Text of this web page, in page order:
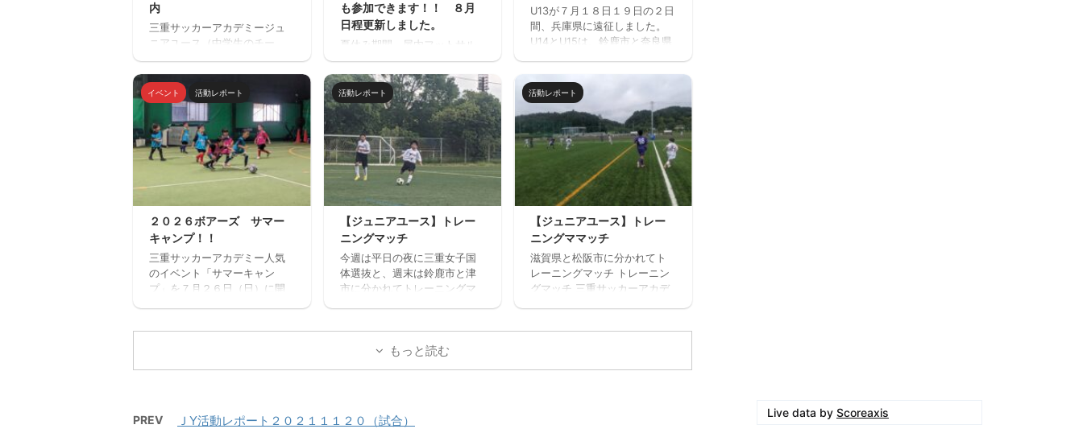
内
三重サッカーアカデミージュ
ニアユース（中学生のチー
ム）の２０２７年度の新入団
選手対象の体験練習会を開催
します。 ご興味のある方はぜ
ひご参加ください。体験練習
会を通して進路の選択肢の一
つとしてご検討いただければ
と思います。体験会のお申込
みはページ下にある申込フォ
ームからお願いいたします。
を第一とし、次の年代でさら
なる飛躍ができるよう活動し
ています。 中学生年代で獲得
すべき技術や戦術の徹底・
個々がもつストロングポイン
も参加できます！！ ８月
日程更新しました。
夏休み期間、屋内フットサル
場「フットサーカス鈴鹿」で
ミニサッカー中心のストリー
トサッカー的サッカースクー
ルを開催します。毎回参加、
１回だけの参加OKと気軽に参
加できます。※参加にはお申込
みが必要です。下のフォーム
からお申込みください。キャ
ンセル等ないようご予定をご
確認の上お申し込みくださ
い。 ウォーミングアップを兼
ねた基礎技術練習の後、たく
さんミニサッカーの試合を実
施。そして毎日ベストプレヤ
ーを選出！！ 協賛：Mreform
時間割： 小学１ー３年生 １
U13が７月１８日１９日の２日
間、兵庫県に遠征しました。
U14とU15は、鈴鹿市と奈良県
ました。 兵庫遠征 三重サッカ
ーアカデミー 対 FC VAIZE・
高槻ジーグ・CAOS（大阪）・
ハジャス（岡山）・FCファル
トラーダ（広島）・MIOびわこ
滋賀・レイジェンド滋賀
https://miesocceracademy.c
content/uploads/2026/07/PX
L_20260718_080122879.mp4
トレーニングマッチ 三重サッ
カーアカデミー 対 鈴 ...
イベント 活動レポート
２０２６ボアーズ サマー
キャンプ！！
三重サッカーアカデミー人気
のイベント「サマーキャン
プ」を７月２６日（日）に開
ッカー大会と盛りだくさんの
場）－１７：００ 【会場】フ
活動レポート
【ジュニアユース】トレー
ニングマッチ
今週は平日の夜に三重女子国
体選抜と、週末は鈴鹿市と津
市に分かれてトレーニングマ
カデミー 対 三重女子国体
三重サッカーアカデミー
活動レポート
【ジュニアユース】トレー
ニングママッチ
滋賀県と松阪市に分かれてト
レーニングマッチ トレーニン
グマッチ 三重サッカーアカデ
ェルデラッソ松阪
もっと読む
PREV ＪY活動レポート２０２１１１２０（試合）
Live data by Scoreaxis